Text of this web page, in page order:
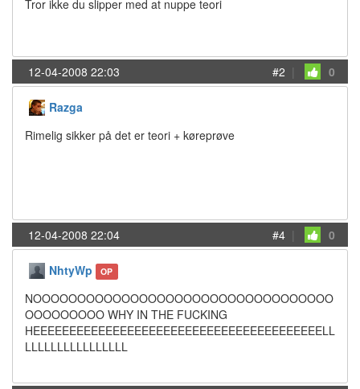
Tror ikke du slipper med at nuppe teori
12-04-2008 22:03 #2 | 0
Razga
Rimelig sikker på det er teori + køreprøve
12-04-2008 22:04 #4 | 0
NhtyWp OP
NOOOOOOOOOOOOOOOOOOOOOOOOOOOOOOOOOO
OOOOOOOOO WHY IN THE FUCKING
HEEEEEEEEEEEEEEEEEEEEEEEEEEEEEEEEEEEEEEEELL
LLLLLLLLLLLLLLLL